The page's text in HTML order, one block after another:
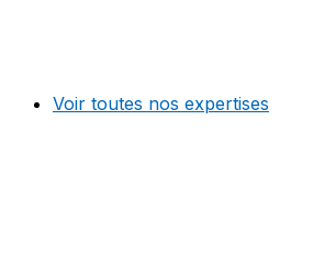
Voir toutes nos expertises